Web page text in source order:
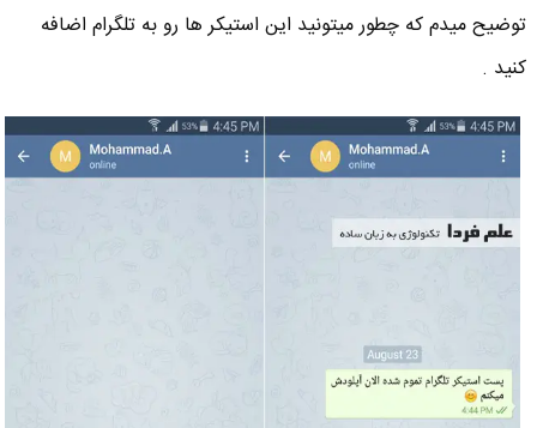
توضیح میدم که چطور میتونید این استیکر ها رو به تلگرام اضافه
کنید .